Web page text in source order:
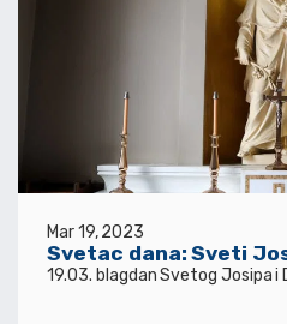
Mar 19, 2023
Svetac dana: Sveti
19.03. blagdan Svetog Josipa i